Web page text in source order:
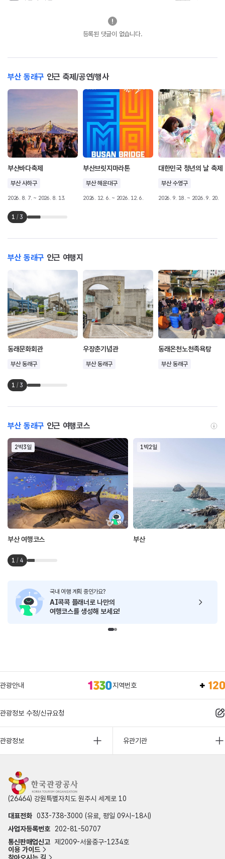
등록된 댓글이 없습니다.
부산 동래구 인근 축제/공연/행사
부산바다축제
부산 사하구
2026. 8. 7. ~ 2026. 8. 13.
부산브릿지마라톤
부산 해운대구
2026. 12. 6. ~ 2026. 12. 6.
대한민국 청년의 날 축제
부산 수영구
2026. 9. 18. ~ 2026. 9. 20.
1 / 3
부산 동래구 인근 여행지
동래문화회관
부산 동래구
우장춘기념관
부산 동래구
동래온천노천족욕탕
부산 동래구
1 / 3
부산 동래구 인근 여행코스
2박3일
부산 여행코스
1박2일
부산
1 / 4
국내 여행 계획 중인가요?
AI콕콕 플래너로 나만의
여행코스를 생성해 보세요!
관광안내 지역번호
관광정보 수정/신규요청
관광정보 유관기관
(26464) 강원특별자치도 원주시 세계로 10
대표전화 033-738-3000 (유료, 평일 09시~18시)
사업자등록번호
202-81-50707
통신판매업신고 제2009-서울중구-1234호
이용 가이드